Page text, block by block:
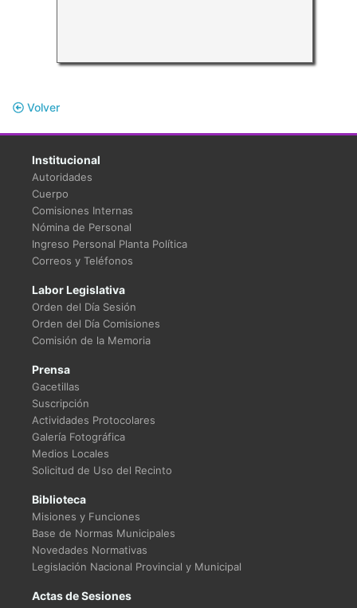
Volver
Institucional
Autoridades
Cuerpo
Comisiones Internas
Nómina de Personal
Ingreso Personal Planta Política
Correos y Teléfonos
Labor Legislativa
Orden del Día Sesión
Orden del Día Comisiones
Comisión de la Memoria
Prensa
Gacetillas
Suscripción
Actividades Protocolares
Galería Fotográfica
Medios Locales
Solicitud de Uso del Recinto
Biblioteca
Misiones y Funciones
Base de Normas Municipales
Novedades Normativas
Legislación Nacional Provincial y Municipal
Actas de Sesiones